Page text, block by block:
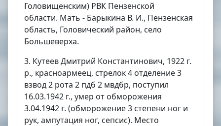
Головищенским) РВК Пензенской
области. Мать - Барыкина В. И., Пензенская
область, Головический район, село
Большеверха.
3. Кутеев Дмитрий Константинович, 1922 г.
р., красноармеец, стрелок 4 отделение 3
взвод 2 рота 2 пдб 2 мвдбр, поступил
16.03.1942 г., умер от обморожения
3.04.1942 г. (обморожение 3 степени ног и
рук, ампутация ног, сепсис). Место